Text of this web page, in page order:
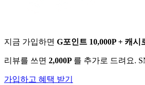
지금 가입하면 G포인트 10,000P + 캐시
리뷰를 쓰면 2,000P 를 추가로 드려요.
가입하고 혜택 받기